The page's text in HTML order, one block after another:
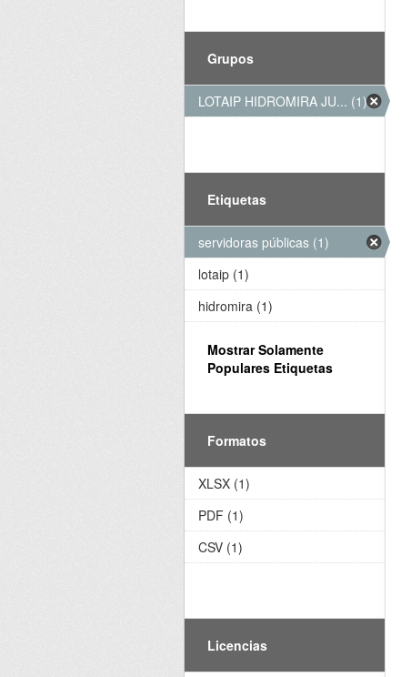
Grupos
LOTAIP HIDROMIRA JU... (1)
Etiquetas
servidoras públicas (1)
lotaip (1)
hidromira (1)
Mostrar Solamente
Populares Etiquetas
Formatos
XLSX (1)
PDF (1)
CSV (1)
Licencias